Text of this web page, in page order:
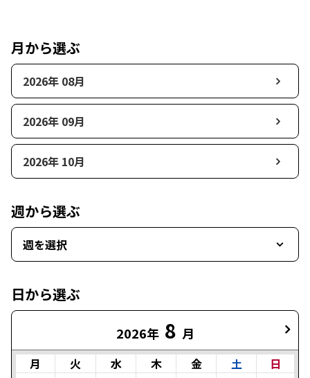
月から選ぶ
2026年 08月
2026年 09月
2026年 10月
週から選ぶ
週を選択
日から選ぶ
2026年 8 月
月 火 水 木 金 土
日